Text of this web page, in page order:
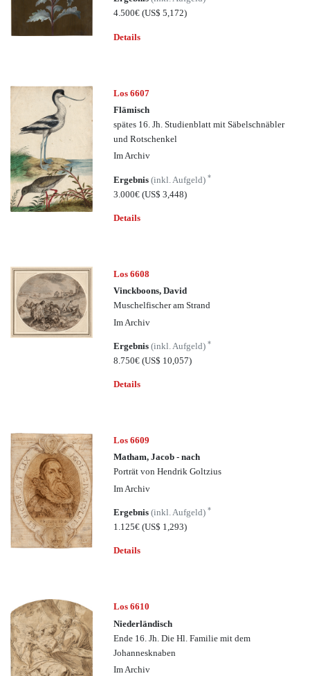
4.500€(US$ 5,172)
Details
Los 6607
Flämisch
spätes 16. Jh. Studienblatt mit Säbelschnäbler
und Rotschenkel
Im Archiv
Ergebnis(inkl. Aufgeld)*
3.000€(US$ 3,448)
Details
Los 6608
Vinckboons, David
Muschelfischer am Strand
Im Archiv
Ergebnis(inkl. Aufgeld)*
8.750€(US$ 10,057)
Details
Los 6609
Matham, Jacob - nach
Porträt von Hendrik Goltzius
Im Archiv
Ergebnis(inkl. Aufgeld)*
1.125€(US$ 1,293)
Details
Los 6610
Niederländisch
Ende 16. Jh. Die Hl. Familie mit dem
Johannesknaben
Im Archiv